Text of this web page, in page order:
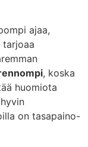
ajaa,
, koska
huomiota
on tasapaino-